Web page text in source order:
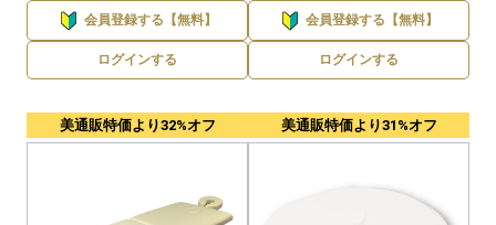
会員登録する【無料】
ログインする
会員登録する【無料】
ログインする
美通販特価より32%オフ 美通販特価より31%オフ